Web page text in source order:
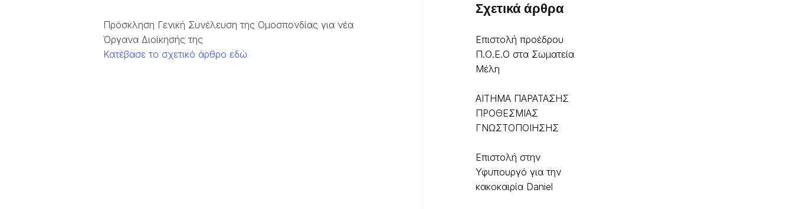
Πρόσκληση Γενική Συνέλευση της Ομοσπονδίας για νέα
Όργανα Διοίκησής της
Κατέβασε το σχετικό άρθρο εδώ
Σχετικά άρθρα
Επιστολή προέδρου
Π.Ο.Ε.Ο στα Σωματεία
Μέλη
ΑΙΤΗΜΑ ΠΑΡΑΤΑΣΗΣ
ΠΡΟΘΕΣΜΙΑΣ
ΓΝΩΣΤΟΠΟΙΗΣΗΣ
Επιστολή στην
Υφυπουργό για την
κακοκαιρία Daniel